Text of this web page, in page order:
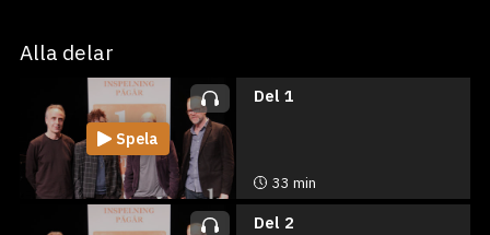
Alla delar
Spela
Del 1
33 min
Del 2